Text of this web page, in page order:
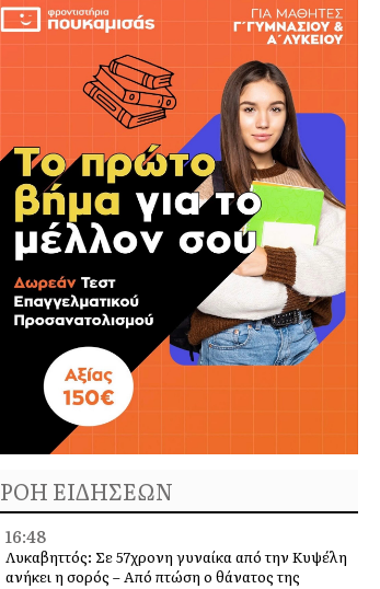
ΡΟΗ ΕΙΔΗΣΕΩΝ
16:48
Λυκαβηττός: Σε 57χρονη γυναίκα από την Κυψέλη
ανήκει η σορός – Από πτώση ο θάνατος της